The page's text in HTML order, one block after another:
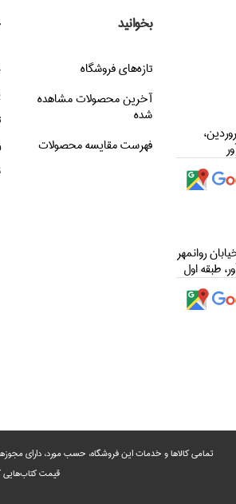
بعد از خيابان 12فروردين،
روانمهر
بخوانید
تازه‌هاي فروشگاه
آخرین محصولات مشاهده
شده
فهرست مقایسه محصولات
تمامی‌ کالاها و خدمات این فروشگاه، حسب مورد،‌ دارای
قیمت کتاب‌هایی